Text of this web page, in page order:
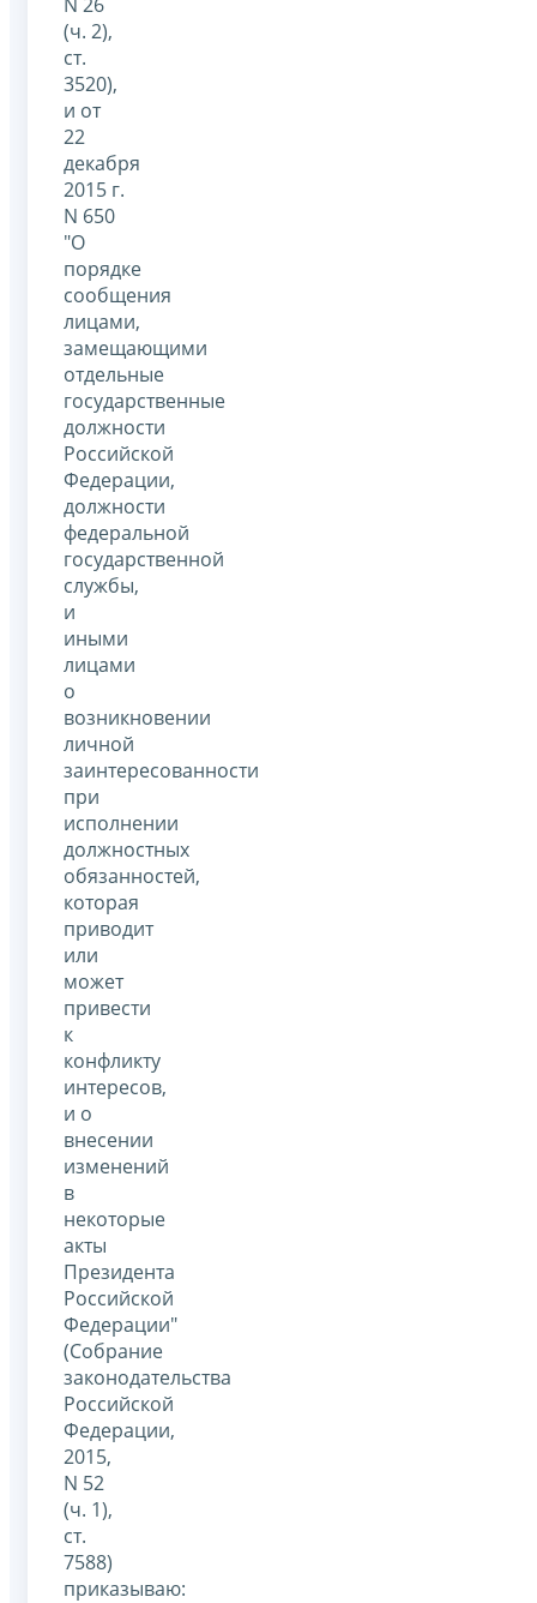
(ч. 2),
ст.
3520),
и от
22
декабря
2015 г.
N 650
"О
порядке
сообщения
лицами,
замещающими
отдельные
государственные
должности
Российской
Федерации,
должности
федеральной
государственной
службы,
и
иными
лицами
о
возникновении
личной
заинтересованности
при
исполнении
должностных
обязанностей,
которая
приводит
или
может
привести
к
конфликту
интересов,
и о
внесении
изменений
в
некоторые
акты
Президента
Российской
Федерации"
(Собрание
законодательства
Российской
Федерации,
2015,
N 52
(ч. 1),
ст.
7588)
приказываю: